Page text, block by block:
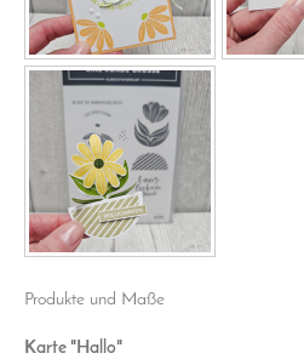
Produkte und Maße
Karte "Hallo"